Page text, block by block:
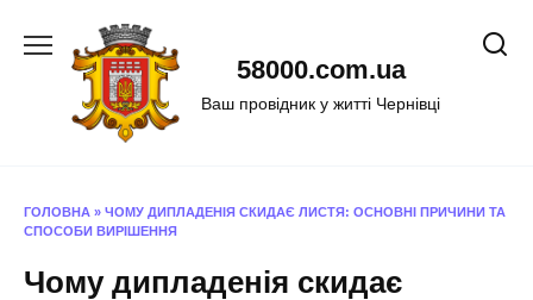
58000.com.ua
Ваш провідник у житті Чернівці
ГОЛОВНА » ЧОМУ ДИПЛАДЕНІЯ СКИДАЄ ЛИСТЯ: ОСНОВНІ ПРИЧИНИ ТА
СПОСОБИ ВИРІШЕННЯ
Чому дипладенія скидає